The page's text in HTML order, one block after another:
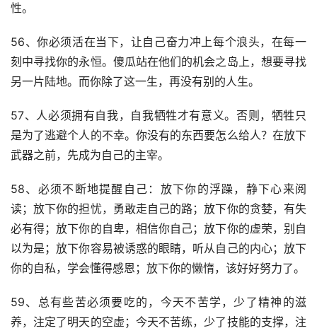
性。
56、你必须活在当下，让自己奋力冲上每个浪头，在每一
刻中寻找你的永恒。傻瓜站在他们的机会之岛上，想要寻找
另一片陆地。而你除了这一生，再没有别的人生。
57、人必须拥有自我，自我牺牲才有意义。否则，牺牲只
是为了逃避个人的不幸。你没有的东西要怎么给人？在放下
武器之前，先成为自己的主宰。
58、必须不断地提醒自己：放下你的浮躁，静下心来阅
读；放下你的担忧，勇敢走自己的路；放下你的贪婪，有失
必有得；放下你的自卑，相信你自己；放下你的虚荣，别自
以为是；放下你容易被诱惑的眼睛，听从自己的内心；放下
你的自私，学会懂得感恩；放下你的懒惰，该好好努力了。
59、总有些苦必须要吃的，今天不苦学，少了精神的滋
养，注定了明天的空虚；今天不苦练，少了技能的支撑，注